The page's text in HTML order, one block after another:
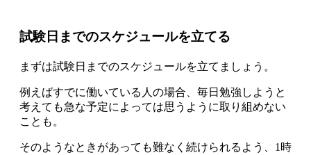
試験日までのスケジュールを立てる
まずは試験日までのスケジュールを立てましょう。
例えばすでに働いている人の場合、毎日勉強しようと
考えても急な予定によっては思うように取り組めない
ことも。
そのようなときがあっても難なく続けられるよう、 1時